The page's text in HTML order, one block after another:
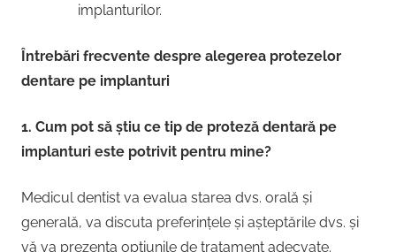
implanturilor.
Întrebări frecvente despre alegerea protezelor
dentare pe implanturi
1. Cum pot să știu ce tip de proteză dentară pe
implanturi este potrivit pentru mine?
Medicul dentist va evalua starea dvs. orală și
generală, va discuta preferințele și așteptările dvs. și
vă va prezenta opțiunile de tratament adecvate.